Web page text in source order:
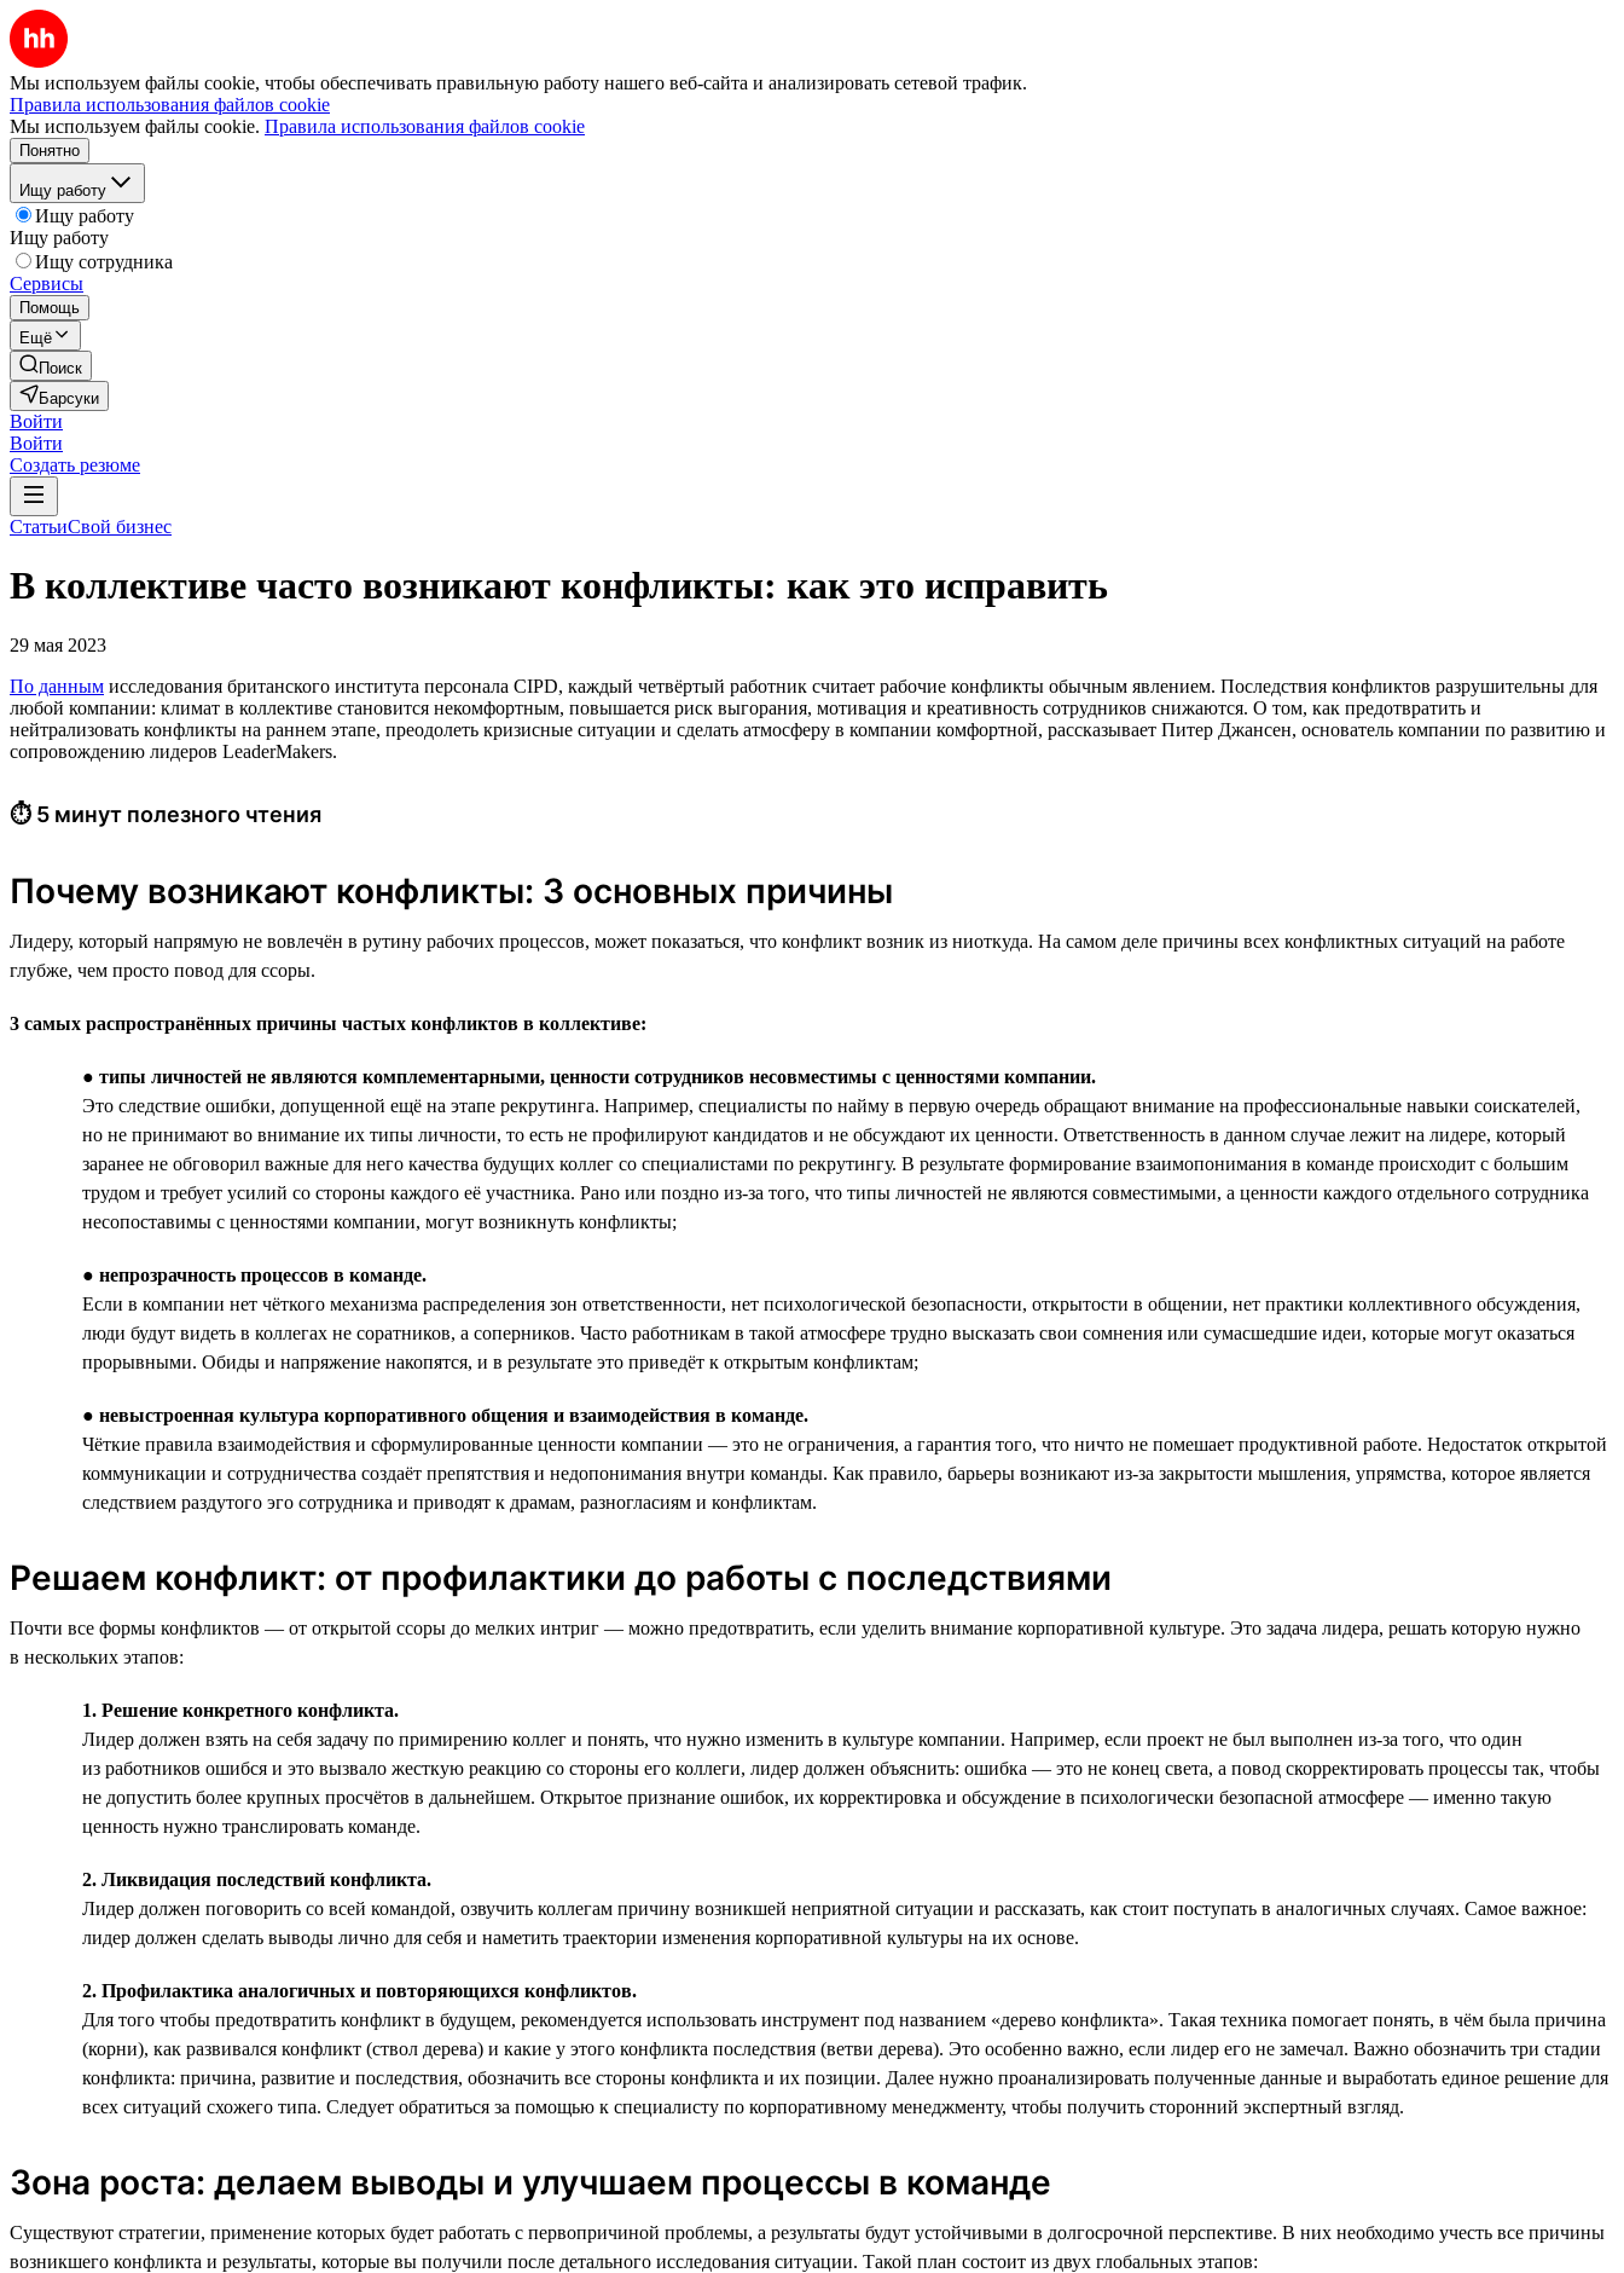
Мы используем файлы cookie, чтобы обеспечивать правильную работу нашего веб-сайта и анализировать сетевой трафик.
Правила использования файлов cookie
Мы используем файлы cookie. Правила использования файлов cookie
Понятно
Ищу работу
Ищу работу
Ищу работу
Ищу сотрудника
Сервисы
Помощь
Ещё
Поиск
Барсуки
Войти
Войти
Создать резюме
СтатьиСвой бизнес
В коллективе часто возникают конфликты: как это исправить
29 мая 2023
По данным исследования британского института персонала СIPD, каждый четвёртый работник считает рабочие конфликты обычным явлением. Последствия конфликтов разрушительны для
любой компании: климат в коллективе становится некомфортным, повышается риск выгорания, мотивация и креативность сотрудников снижаются. О том, как предотвратить и
нейтрализовать конфликты на раннем этапе, преодолеть кризисные ситуации и сделать атмосферу в компании комфортной, рассказывает Питер Джансен, основатель компании по развитию и
сопровождению лидеров LeaderMakers.
⏱ 5 минут полезного чтения
Почему возникают конфликты: 3 основных причины
Лидеру, который напрямую не вовлечён в рутину рабочих процессов, может показаться, что конфликт возник из ниоткуда. На самом деле причины всех конфликтных ситуаций на работе
глубже, чем просто повод для ссоры.
3 самых распространённых причины частых конфликтов в коллективе:
● типы личностей не являются комплементарными, ценности сотрудников несовместимы с ценностями компании.
Это следствие ошибки, допущенной ещё на этапе рекрутинга. Например, специалисты по найму в первую очередь обращают внимание на профессиональные навыки соискателей,
но не принимают во внимание их типы личности, то есть не профилируют кандидатов и не обсуждают их ценности. Ответственность в данном случае лежит на лидере, который
заранее не обговорил важные для него качества будущих коллег со специалистами по рекрутингу. В результате формирование взаимопонимания в команде происходит с большим
трудом и требует усилий со стороны каждого её участника. Рано или поздно из-за того, что типы личностей не являются совместимыми, а ценности каждого отдельного сотрудника
несопоставимы с ценностями компании, могут возникнуть конфликты;
● непрозрачность процессов в команде.
Если в компании нет чёткого механизма распределения зон ответственности, нет психологической безопасности, открытости в общении, нет практики коллективного обсуждения,
люди будут видеть в коллегах не соратников, а соперников. Часто работникам в такой атмосфере трудно высказать свои сомнения или сумасшедшие идеи, которые могут оказаться
прорывными. Обиды и напряжение накопятся, и в результате это приведёт к открытым конфликтам;
● невыстроенная культура корпоративного общения и взаимодействия в команде.
Чёткие правила взаимодействия и сформулированные ценности компании — это не ограничения, а гарантия того, что ничто не помешает продуктивной работе. Недостаток открытой
коммуникации и сотрудничества создаёт препятствия и недопонимания внутри команды. Как правило, барьеры возникают из-за закрытости мышления, упрямства, которое является
следствием раздутого эго сотрудника и приводят к драмам, разногласиям и конфликтам.
Решаем конфликт: от профилактики до работы с последствиями
Почти все формы конфликтов — от открытой ссоры до мелких интриг — можно предотвратить, если уделить внимание корпоративной культуре. Это задача лидера, решать которую нужно
в нескольких этапов:
1. Решение конкретного конфликта.
Лидер должен взять на себя задачу по примирению коллег и понять, что нужно изменить в культуре компании. Например, если проект не был выполнен из-за того, что один
из работников ошибся и это вызвало жесткую реакцию со стороны его коллеги, лидер должен объяснить: ошибка — это не конец света, а повод скорректировать процессы так, чтобы
не допустить более крупных просчётов в дальнейшем. Открытое признание ошибок, их корректировка и обсуждение в психологически безопасной атмосфере — именно такую
ценность нужно транслировать команде.
2. Ликвидация последствий конфликта.
Лидер должен поговорить со всей командой, озвучить коллегам причину возникшей неприятной ситуации и рассказать, как стоит поступать в аналогичных случаях. Самое важное:
лидер должен сделать выводы лично для себя и наметить траектории изменения корпоративной культуры на их основе.
2. Профилактика аналогичных и повторяющихся конфликтов.
Для того чтобы предотвратить конфликт в будущем, рекомендуется использовать инструмент под названием «дерево конфликта». Такая техника помогает понять, в чём была причина
(корни), как развивался конфликт (ствол дерева) и какие у этого конфликта последствия (ветви дерева). Это особенно важно, если лидер его не замечал. Важно обозначить три стадии
конфликта: причина, развитие и последствия, обозначить все стороны конфликта и их позиции. Далее нужно проанализировать полученные данные и выработать единое решение для
всех ситуаций схожего типа. Следует обратиться за помощью к специалисту по корпоративному менеджменту, чтобы получить сторонний экспертный взгляд.
Зона роста: делаем выводы и улучшаем процессы в команде
Существуют стратегии, применение которых будет работать с первопричиной проблемы, а результаты будут устойчивыми в долгосрочной перспективе. В них необходимо учесть все причины
возникшего конфликта и результаты, которые вы получили после детального исследования ситуации. Такой план состоит из двух глобальных этапов: